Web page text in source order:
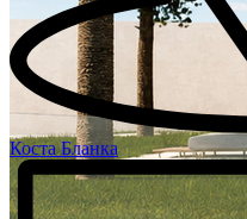
Коста Бланка